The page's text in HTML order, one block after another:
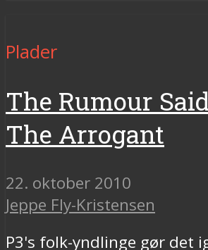
Plader
The Rumour
The Arrogant
22. oktober 2010
Jeppe Fly-Kristensen
P3's folk-yndlinge gør det